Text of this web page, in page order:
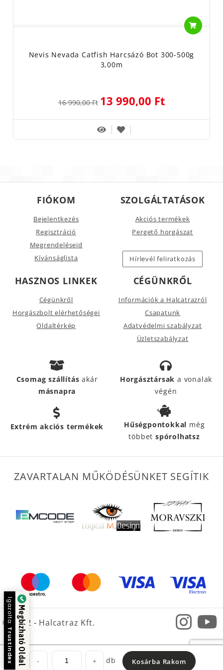
- + db Kosárba Rakom
Nevis Nevada Catfish Harcsázó Bot 300-500g
3,00m
16 990,00 Ft 13 990,00 Ft
FIÓKOM
Bejelentkezés
Regisztráció
Megrendeléseid
Kívánságlista
SZOLGÁLTATÁSOK
Akciós termékek
Pergető horgászat
Hírlevél feliratkozás
HASZNOS LINKEK
Cégünkről
Horgászbolt elérhetőségei
Oldaltérkép
CÉGÜNKRŐL
Információk a Halcatrazról
Csapatunk
Adatvédelmi szabályzat
Üzletszabályzat
Csomag szállításakár
másnapra
Horgásztársak a vonalak
végén
Extrém akciós termékek Hűségpontokkal még
többetspórolhatsz
ZAVARTALAN MŰKÖDÉSÜNKET SEGÍTIK
© 2022 - Halcatraz Kft.
Megbízható Oldal
Igazolta:
Trustindex